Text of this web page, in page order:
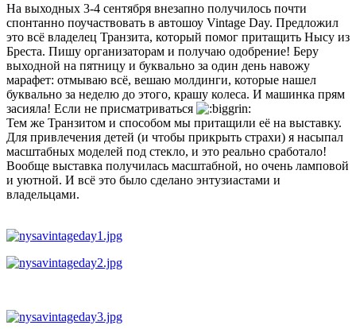
На выходных 3-4 сентября внезапно получилось почти
спонтанно поучаствовать в автошоу Vintage Day. Предложил
это всё владелец Транзита, который помог притащить Нысу из
Бреста. Пишу организаторам и получаю одобрение! Беру
выходной на пятницу и буквально за один день навожу
марафет: отмываю всё, вешаю молдинги, которые нашел
буквально за неделю до этого, крашу колеса. И машинка прям
засияла! Если не присматриваться
Тем же Транзитом и способом мы притащили её на выставку.
Для привлечения детей (и чтобы прикрыть страхи) я насыпал
масштабных моделей под стекло, и это реально сработало!
Вообще выставка получилась масштабной, но очень ламповой
и уютной. И всё это было сделано энтузиастами и
владельцами.